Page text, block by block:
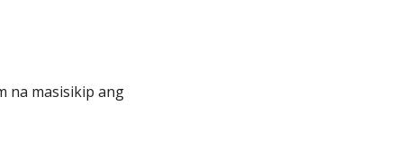
na masisikip ang